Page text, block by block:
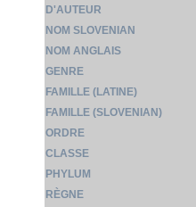
D'AUTEUR
NOM SLOVENIAN
NOM ANGLAIS
GENRE
FAMILLE (LATINE)
FAMILLE (SLOVENIAN)
ORDRE
CLASSE
PHYLUM
RÈGNE